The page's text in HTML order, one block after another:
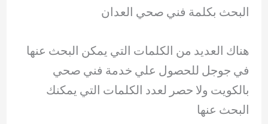
البحث بكلمة فني صحي العدان
هناك العديد من الكلمات التي يمكن البحث عنها
في جوجل للحصول علي خدمة فني صحي
بالكويت ولا حصر لعدد الكلمات التي يمكنك
البحث عنها